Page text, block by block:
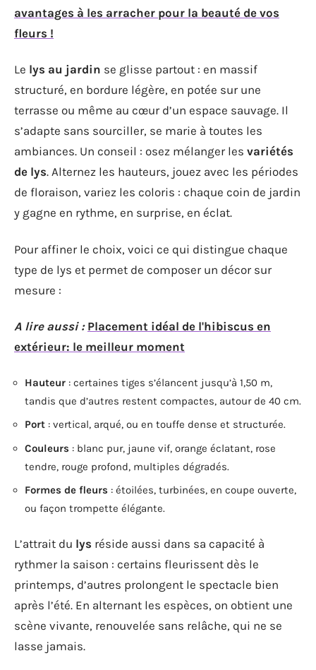
avantages à les arracher pour la beauté de vos
fleurs !
Le lys au jardin se glisse partout : en massif
structuré, en bordure légère, en potée sur une
terrasse ou même au cœur d’un espace sauvage. Il
s’adapte sans sourciller, se marie à toutes les
ambiances. Un conseil : osez mélanger les variétés
de lys. Alternez les hauteurs, jouez avec les périodes
de floraison, variez les coloris : chaque coin de jardin
y gagne en rythme, en surprise, en éclat.
Pour affiner le choix, voici ce qui distingue chaque
type de lys et permet de composer un décor sur
mesure :
A lire aussi : Placement idéal de l'hibiscus en
extérieur: le meilleur moment
Hauteur : certaines tiges s’élancent jusqu’à 1,50 m,
tandis que d’autres restent compactes, autour de 40 cm.
Port : vertical, arqué, ou en touffe dense et structurée.
Couleurs : blanc pur, jaune vif, orange éclatant, rose
tendre, rouge profond, multiples dégradés.
Formes de fleurs : étoilées, turbinées, en coupe ouverte,
ou façon trompette élégante.
L’attrait du lys réside aussi dans sa capacité à
rythmer la saison : certains fleurissent dès le
printemps, d’autres prolongent le spectacle bien
après l’été. En alternant les espèces, on obtient une
scène vivante, renouvelée sans relâche, qui ne se
lasse jamais.